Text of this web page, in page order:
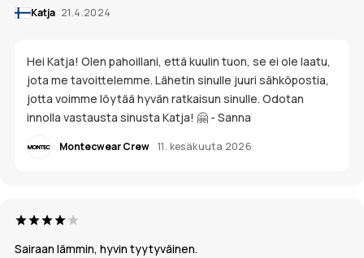
Katja 21.4.2024
Hei Katja! Olen pahoillani, että kuulin tuon, se ei ole laatu,
jota me tavoittelemme. Lähetin sinulle juuri sähköpostia,
jotta voimme löytää hyvän ratkaisun sinulle. Odotan
innolla vastausta sinusta Katja! 🤗 - Sanna
Montecwear Crew 11. kesäkuuta 2026
Sairaan lämmin, hyvin tyytyväinen.